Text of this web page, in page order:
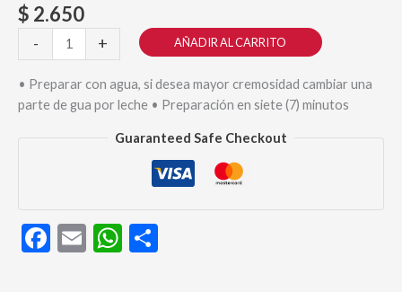
$ 2.650
-
Champiñones
Durena
70g
+ AÑADIR AL CARRITO
• Preparar con agua, si desea mayor cremosidad cambiar una
parte de gua por leche • Preparación en siete (7) minutos
Guaranteed Safe Checkout
Facebook
EmailWhatsApp